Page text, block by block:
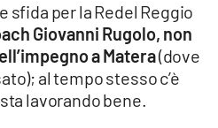
sfida per la Redel Reggio
Giovanni Rugolo, non
a Matera(dove
al tempo stesso c’è
lavorando bene.